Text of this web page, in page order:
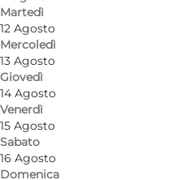
Martedì
12 Agosto
Mercoledì
13 Agosto
Giovedì
14 Agosto
Venerdì
15 Agosto
Sabato
16 Agosto
Domenica